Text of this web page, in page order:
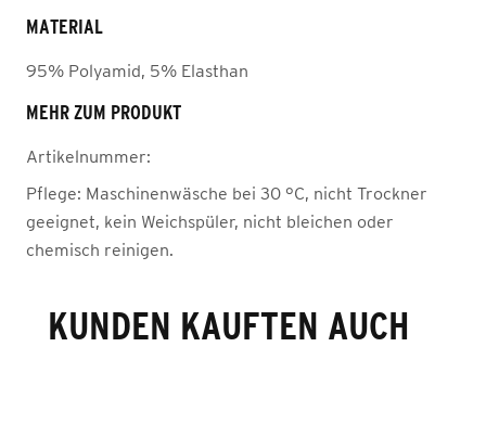
MATERIAL
95% Polyamid, 5% Elasthan
MEHR ZUM PRODUKT
Artikelnummer:
Pflege: Maschinenwäsche bei 30 °C, nicht Trockner
geeignet, kein Weichspüler, nicht bleichen oder
chemisch reinigen.
KUNDEN KAUFTEN AUCH